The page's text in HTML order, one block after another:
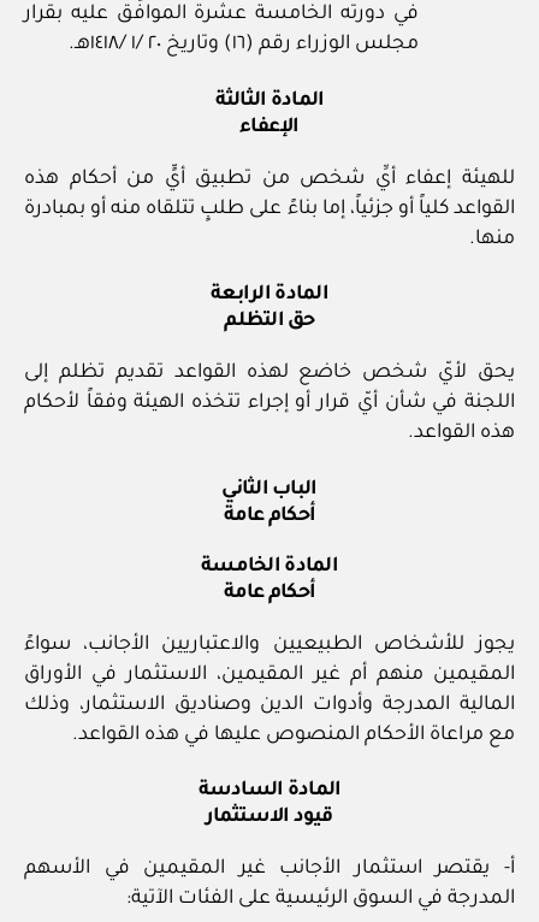
في دورته الخامسة عشرة الموافَق عليه بقرار
مجلس الوزراء رقم (١٦) وتاريخ ٢٠ /١ /١٤١٨هـ.
المادة الثالثة
الإعفاء
للهيئة إعفاء أيِّ شخص من تطبيق أيٍّ من أحكام هذه
القواعد كلياً أو جزئياً، إما بناءً على طلبٍ تتلقاه منه أو بمبادرة
منها.
المادة الرابعة
حق التظلم
يحق لأيّ شخص خاضع لهذه القواعد تقديم تظلم إلى
اللجنة في شأن أيّ قرار أو إجراء تتخذه الهيئة وفقاً لأحكام
هذه القواعد.
الباب الثاني
أحكام عامة
المادة الخامسة
أحكام عامة
يجوز للأشخاص الطبيعيين والاعتباريين الأجانب، سواءً
المقيمين منهم أم غير المقيمين، الاستثمار في الأوراق
المالية المدرجة وأدوات الدين وصناديق الاستثمار، وذلك
مع مراعاة الأحكام المنصوص عليها في هذه القواعد.
المادة السادسة
قيود الاستثمار
أ- يقتصر استثمار الأجانب غير المقيمين في الأسهم
المدرجة في السوق الرئيسية على الفئات الآتية: